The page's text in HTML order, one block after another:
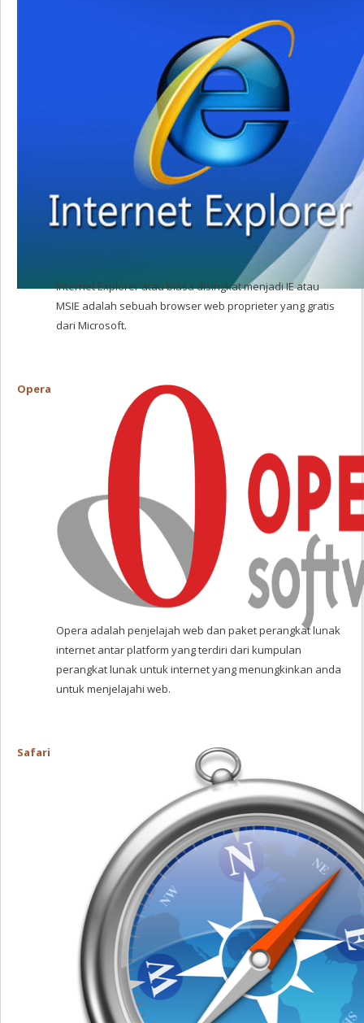
Internet Explorer atau biasa disingkat menjadi IE atau
MSIE adalah sebuah browser web proprieter yang gratis
dari Microsoft.
Opera
Opera adalah penjelajah web dan paket perangkat lunak
internet antar platform yang terdiri dari kumpulan
perangkat lunak untuk internet yang menungkinkan anda
untuk menjelajahi web.
Safari